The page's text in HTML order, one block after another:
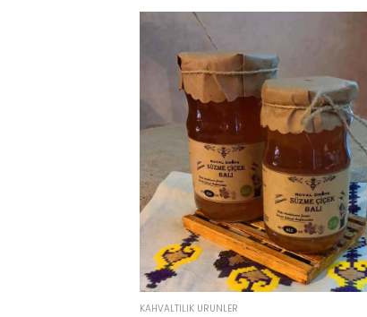
KAHVALTILIK ÜRÜNLER